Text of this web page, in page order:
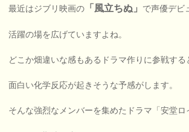
最近はジブリ映画の 「風立ちぬ」 で声優デビ
活躍の場を広げていますよね。
どこか畑違いな感もあるドラマ作りに参戦する
面白い化学反応が起きそうな予感がします。
そんな強烈なメンバーを集めたドラマ「安堂ロ